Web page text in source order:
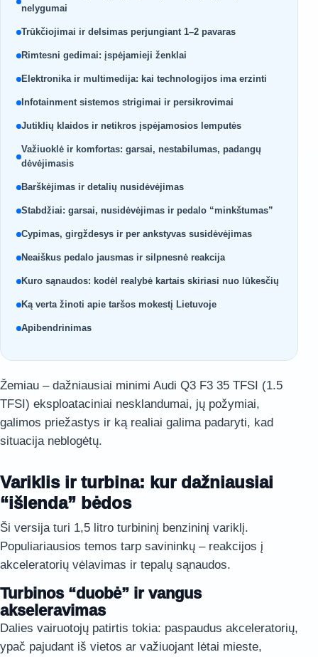
nelygumai
Trūkčiojimai ir delsimas perjungiant 1–2 pavaras
Rimtesni gedimai: įspėjamieji ženklai
Elektronika ir multimedija: kai technologijos ima erzinti
Infotainment sistemos strigimai ir persikrovimai
Jutiklių klaidos ir netikros įspėjamosios lemputės
Važiuoklė ir komfortas: garsai, nestabilumas, padangų
dėvėjimasis
Barškėjimas ir detalių nusidėvėjimas
Stabdžiai: garsai, nusidėvėjimas ir pedalo “minkštumas”
Cypimas, girgždesys ir per ankstyvas susidėvėjimas
Neaiškus pedalo jausmas ir silpnesnė reakcija
Kuro sąnaudos: kodėl realybė kartais skiriasi nuo lūkesčių
Ką verta žinoti apie taršos mokestį Lietuvoje
Apibendrinimas
Žemiau – dažniausiai minimi Audi Q3 F3 35 TFSI (1.5
TFSI) eksploataciniai nesklandumai, jų požymiai,
galimos priežastys ir ką realiai galima padaryti, kad
situacija neblogėtų.
Variklis ir turbina: kur dažniausiai
“išlenda” bėdos
Ši versija turi 1,5 litro turbininį benzininį variklį.
Populiariausios temos tarp savininkų – reakcijos į
akceleratorių vėlavimas ir tepalų sąnaudos.
Turbinos “duobė” ir vangus
akseleravimas
Dalies vairuotojų patirtis tokia: paspaudus akceleratorių,
ypač pajudant iš vietos ar važiuojant lėtai mieste,